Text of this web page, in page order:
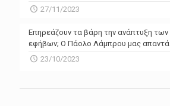
27/11/2023
Επηρεάζουν τα βάρη την ανάπτυξη των
εφήβων; Ο Πάολο Λάμπρου μας απαντά
23/10/2023